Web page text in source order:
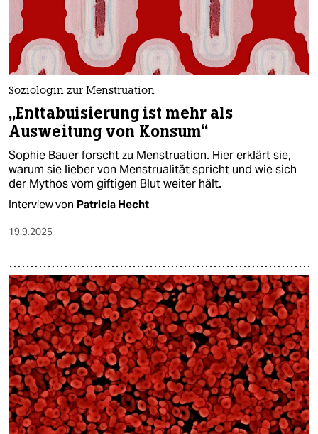
Soziologin zur Menstruation
„Enttabuisierung ist mehr als
Ausweitung von Konsum“
Sophie Bauer forscht zu Menstruation. Hier erklärt sie,
warum sie lieber von Menstrualität spricht und wie sich
der Mythos vom giftigen Blut weiter hält.
Interview von Patricia Hecht
19.9.2025